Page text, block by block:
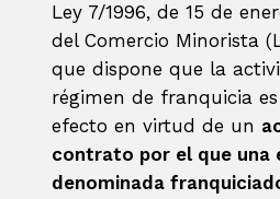
Ley 7/1996, de 15 de
del Comercio Minorista
que dispone que la
régimen de franquicia
efecto en virtud de un
contrato por el que una
denominada